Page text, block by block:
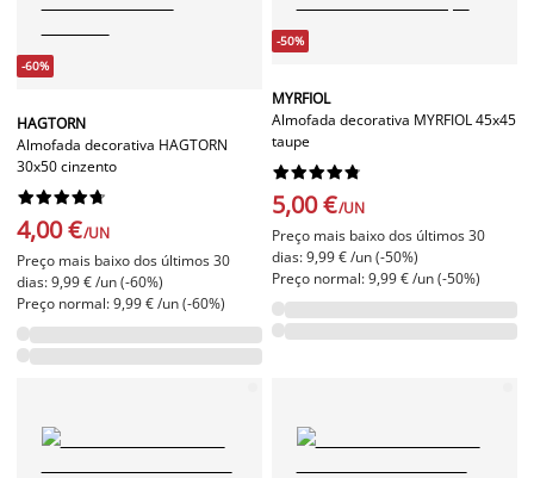
-60%
HAGTORN
Almofada decorativa HAGTORN
30x50 cinzento






4,00 €/UN
Preço mais baixo dos últimos 30
dias: 9,99 € /un (-60%)
Preço normal: 9,99 € /un (-60%)
-50%
MYRFIOL
Almofada decorativa MYRFIOL 45x45
taupe






5,00 €/UN
Preço mais baixo dos últimos 30
dias: 9,99 € /un (-50%)
Preço normal: 9,99 € /un (-50%)